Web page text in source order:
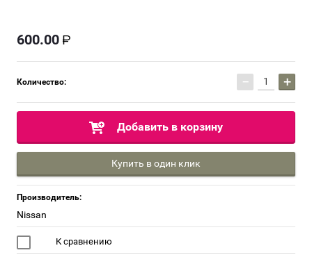
600.00
Количество: − +
Добавить в корзину
Купить в один клик
Производитель:
Nissan
К сравнению